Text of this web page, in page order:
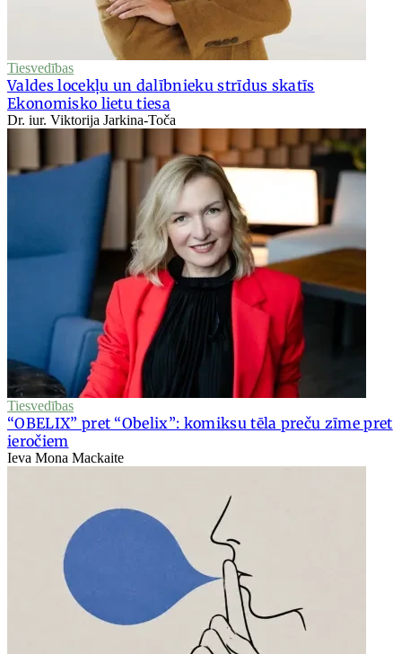
Tiesvedības
Valdes locekļu un dalībnieku strīdus skatīs
Ekonomisko lietu tiesa
Dr. iur. Viktorija Jarkina-Toča
Tiesvedības
“OBELIX” pret “Obelix”: komiksu tēla preču zīme pret
ieročiem
Ieva Mona Mackaite